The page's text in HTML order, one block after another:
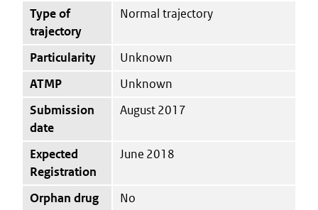
Type of
trajectory
Normal trajectory
Particularity
Unknown
ATMP
Unknown
Submission
date
August 2017
Expected
Registration
June 2018
Orphan drug
No